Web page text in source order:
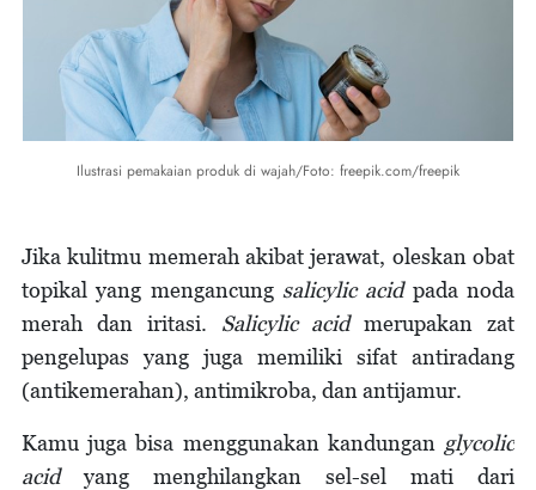
Ilustrasi pemakaian produk di wajah/Foto: freepik.com/freepik
Jika kulitmu memerah akibat jerawat, oleskan obat
topikal yang mengancung salicylic acidpada noda
merah dan iritasi. Salicylic acidmerupakan zat
pengelupas yang juga memiliki sifat antiradang
(antikemerahan), antimikroba, dan antijamur.
Kamu juga bisa menggunakan kandungan glycolic
acidyang menghilangkan sel-sel mati dari